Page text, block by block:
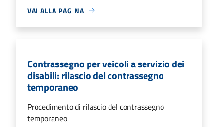
VAI ALLA PAGINA
Contrassegno per veicoli a servizio dei
disabili: rilascio del contrassegno
temporaneo
Procedimento di rilascio del contrassegno
temporaneo